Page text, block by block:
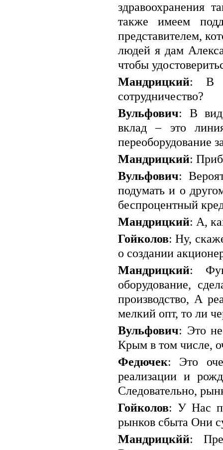
здравоохранения
также имеем
представителем,
людей я дам
чтобы
Мандрицкий: В
сотрудничество?
Вульфович: В
вклад – это
переоборудование
Мандрицкий:
Вульфович:
подумать и о
беспроцентный
Мандрицкий: А,
Гойколов: Ну,
о создании
Мандрицкий:
оборудование,
производство, А
мелкий опт, то ли
Вульфович: Это
Крым в том числе,
Федючек: Это
реализации и
Следовательно,
Гойколов: У Нас
рынков сбыта Они
Мандрицкйй: